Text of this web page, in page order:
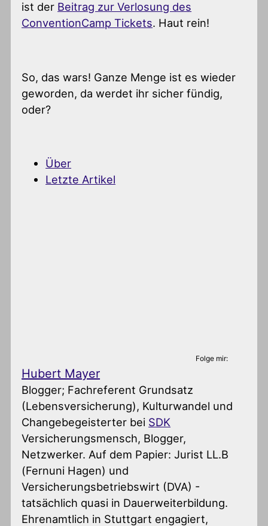
ist der Beitrag zur Verlosung des
ConventionCamp Tickets. Haut rein!
So, das wars! Ganze Menge ist es wieder
geworden, da werdet ihr sicher fündig,
oder?
Über
Letzte Artikel
Folge mir:
Hubert Mayer
Blogger; Fachreferent Grundsatz
(Lebensversicherung), Kulturwandel und
Changebegeisterter bei SDK
Versicherungsmensch, Blogger,
Netzwerker. Auf dem Papier: Jurist LL.B
(Fernuni Hagen) und
Versicherungsbetriebswirt (DVA) -
tatsächlich quasi in Dauerweiterbildung.
Ehrenamtlich in Stuttgart engagiert,